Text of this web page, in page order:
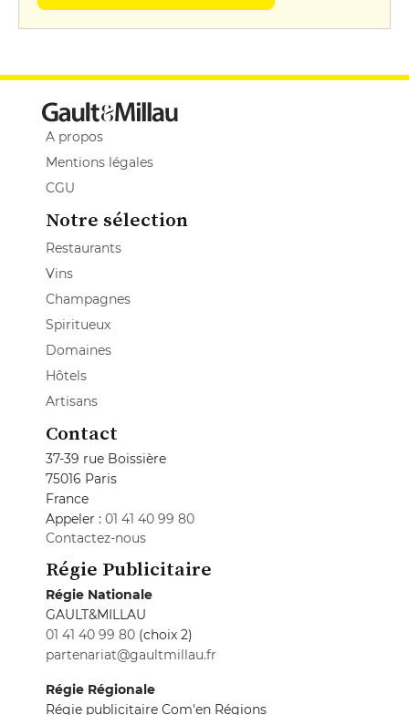
A propos
Mentions légales
CGU
Notre sélection
Restaurants
Vins
Champagnes
Spiritueux
Domaines
Hôtels
Artisans
Contact
37-39 rue Boissière
75016 Paris
France
Appeler : 01 41 40 99 80
Contactez-nous
Régie Publicitaire
Régie Nationale
GAULT&MILLAU
01 41 40 99 80 (choix 2)
partenariat@gaultmillau.fr
Régie Régionale
Régie publicitaire Com'en Régions